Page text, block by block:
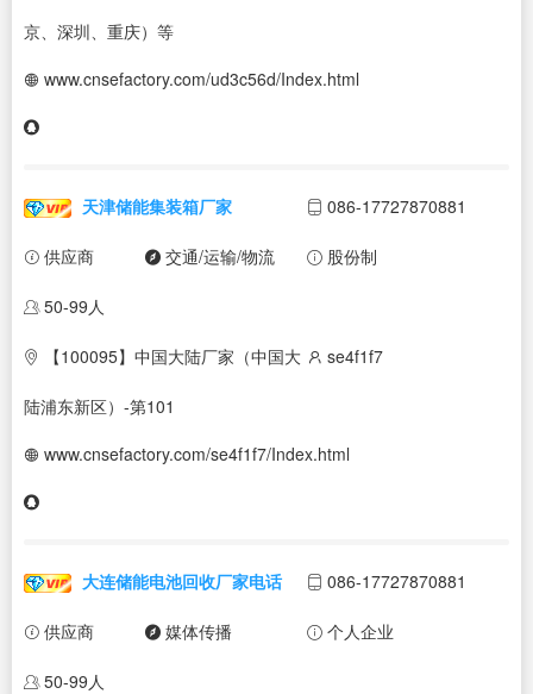
京、深圳、重庆）等
www.cnsefactory.com/ud3c56d/Index.html
天津储能集装箱厂家 086-17727870881
供应商 交通/运输/物流 股份制
50-99人
【100095】中国大陆厂家（中国大
陆浦东新区）-第101
se4f1f7
www.cnsefactory.com/se4f1f7/Index.html
大连储能电池回收厂家电话 086-17727870881
供应商 媒体传播 个人企业
50-99人